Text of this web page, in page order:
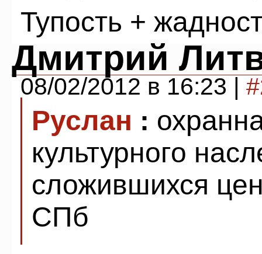
Тупость +
Дмитрий
08/02/2012 в 16:23 |
Руслан :
культурного
сложившихся
СПб